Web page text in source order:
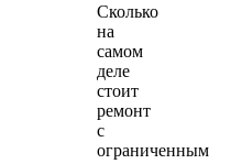
Сколько
на
самом
деле
стоит
ремонт
с
ограниченным